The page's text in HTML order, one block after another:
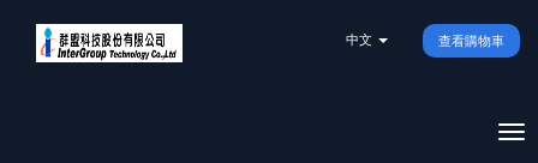
中文 查看購物車